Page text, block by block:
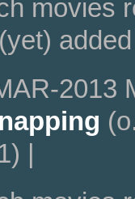
movies
2013
|